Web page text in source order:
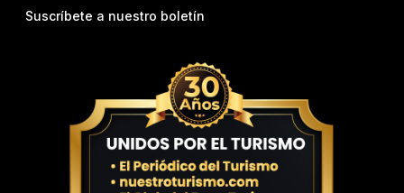
Suscríbete a nuestro boletín